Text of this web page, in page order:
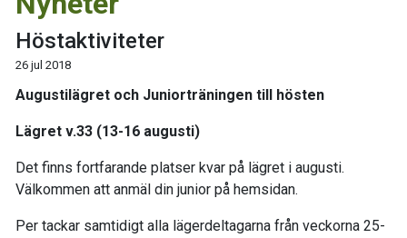
Höstaktiviteter
26 jul 2018
Augustilägret och Juniorträningen till hösten
Lägret v.33 (13-16 augusti)
Det finns fortfarande platser kvar på lägret i augusti.
Välkommen att anmäl din junior på hemsidan.
Per tackar samtidigt alla lägerdeltagarna från veckorna 25-